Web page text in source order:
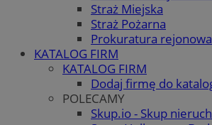
Straż Miejska
Straż Pożarna
Prokuratura rejonowa
KATALOG FIRM
KATALOG FIRM
Dodaj firmę do
POLECAMY
Skup.io - Skup